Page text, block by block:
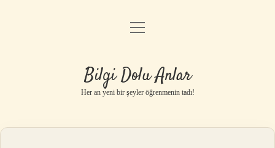
Anasayfa
Yasal Uyarı
menüyü
Bilgi Dolu Anlar
Her an yeni bir şeyler öğrenmenin tadı!